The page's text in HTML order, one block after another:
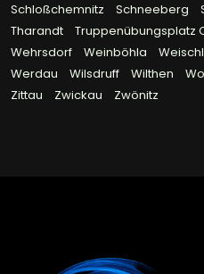
Schloßchemnitz
Schneeberg
Tharandt
Truppenübungsplatz
Wehrsdorf
Weinböhla
Werdau
Wilsdruff Wilthen
Zittau
Zwickau Zwönitz